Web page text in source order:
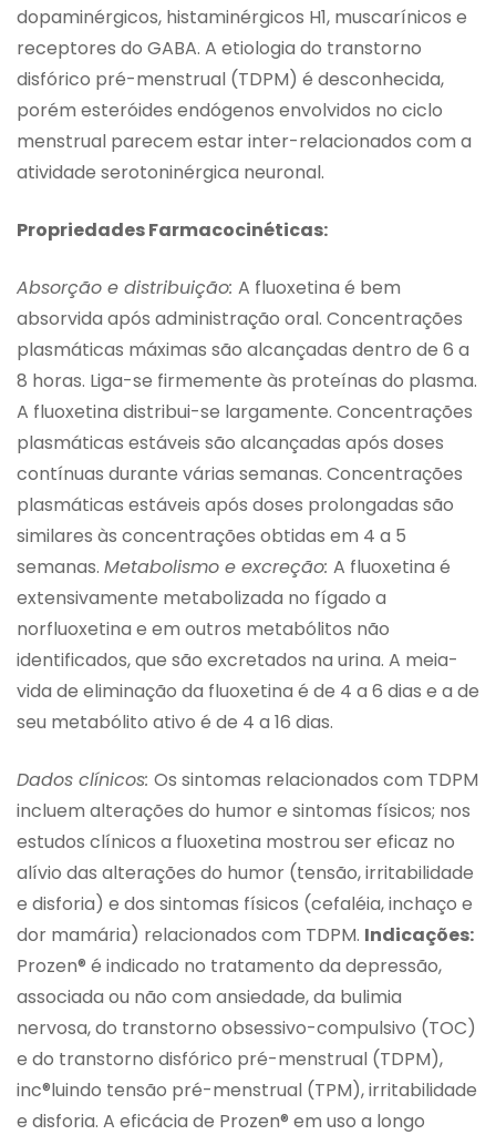
dopaminérgicos, histaminérgicos H1, muscarínicos e
receptores do GABA. A etiologia do transtorno
disfórico pré-menstrual (TDPM) é desconhecida,
porém esteróides endógenos envolvidos no ciclo
menstrual parecem estar inter-relacionados com a
atividade serotoninérgica neuronal.
Propriedades Farmacocinéticas:
Absorção e distribuição: A fluoxetina é bem
absorvida após administração oral. Concentrações
plasmáticas máximas são alcançadas dentro de 6 a
8 horas. Liga-se firmemente às proteínas do plasma.
A fluoxetina distribui-se largamente. Concentrações
plasmáticas estáveis são alcançadas após doses
contínuas durante várias semanas. Concentrações
plasmáticas estáveis após doses prolongadas são
similares às concentrações obtidas em 4 a 5
semanas. Metabolismo e excreção: A fluoxetina é
extensivamente metabolizada no fígado a
norfluoxetina e em outros metabólitos não
identificados, que são excretados na urina. A meia-
vida de eliminação da fluoxetina é de 4 a 6 dias e a de
seu metabólito ativo é de 4 a 16 dias.
Dados clínicos: Os sintomas relacionados com TDPM
incluem alterações do humor e sintomas físicos; nos
estudos clínicos a fluoxetina mostrou ser eficaz no
alívio das alterações do humor (tensão, irritabilidade
e disforia) e dos sintomas físicos (cefaléia, inchaço e
dor mamária) relacionados com TDPM. Indicações:
Prozen® é indicado no tratamento da depressão,
associada ou não com ansiedade, da bulimia
nervosa, do transtorno obsessivo-compulsivo (TOC)
e do transtorno disfórico pré-menstrual (TDPM),
inc®luindo tensão pré-menstrual (TPM), irritabilidade
e disforia. A eficácia de Prozen® em uso a longo